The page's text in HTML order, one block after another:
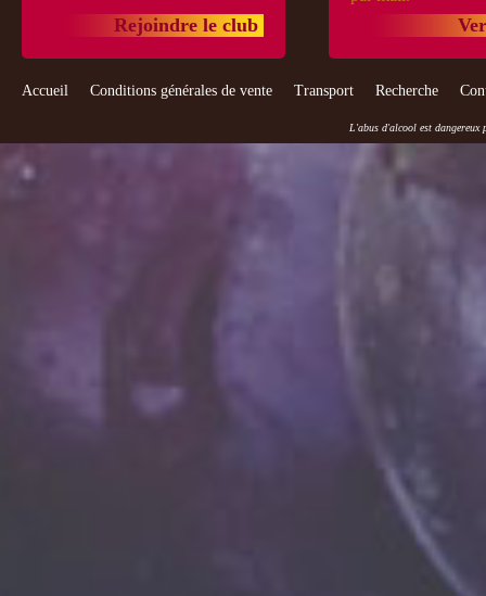
Rejoindre le club
Accueil Conditions générales de vente Transport Recherche
L'abus d'alcool est dangereux